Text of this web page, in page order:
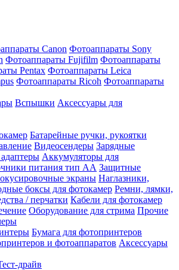
Canon Фотоаппараты Sony
Фотоаппараты Fujifilm Фотоаппараты
Pentax Фотоаппараты Leica
Фотоаппараты Ricoh Фотоаппараты
Вспышки Аксессуары для
Батарейные ручки, рукоятки
Видеосендеры Зарядные
Аккумуляторы для
питания тип АА Защитные
экраны Наглазники,
боксы для фотокамер Ремни, лямки,
/ перчатки Кабели для фотокамер
Оборудование для стрима Прочие
Бумага для фотопринтеров
и фотоаппаратов Аксессуары
драйв